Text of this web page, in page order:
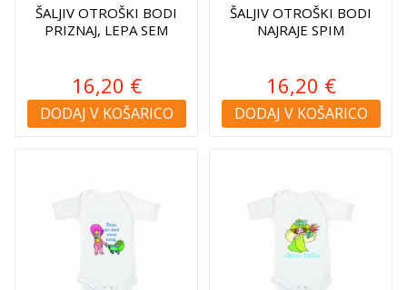
ŠALJIV OTROŠKI BODI
PRIZNAJ, LEPA SEM
16,20 €
DODAJ V KOŠARICO
ŠALJIV OTROŠKI BODI
NAJRAJE SPIM
16,20 €
DODAJ V KOŠARICO